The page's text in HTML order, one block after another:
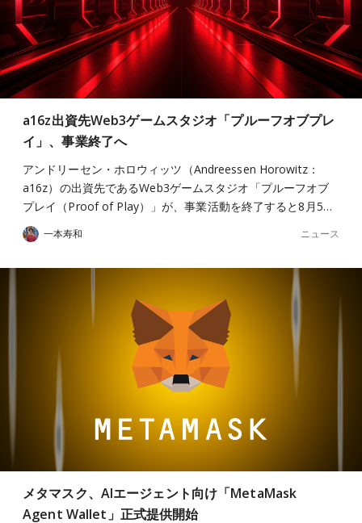
a16z出資先Web3ゲームスタジオ「プルーフオブプレ
イ」、事業終了へ
アンドリーセン・ホロウィッツ（Andreessen Horowitz：
a16z）の出資先であるWeb3ゲームスタジオ「プルーフオブ
プレイ（Proof of Play）」が、事業活動を終了すると8月5…
一本寿和 ニュース
メタマスク、AIエージェント向け「MetaMask
Agent Wallet」正式提供開始